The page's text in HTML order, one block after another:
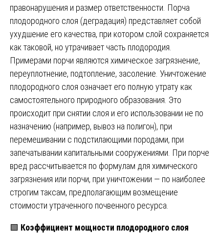
правонарушения и размер ответственности. Порча
плодородного слоя (деградация) представляет собой
ухудшение его качества, при котором слой сохраняется
как таковой, но утрачивает часть плодородия.
Примерами порчи являются химическое загрязнение,
переуплотнение, подтопление, засоление. Уничтожение
плодородного слоя означает его полную утрату как
самостоятельного природного образования. Это
происходит при снятии слоя и его использовании не по
назначению (например, вывоз на полигон), при
перемешивании с подстилающими породами, при
запечатывании капитальными сооружениями. При порче
вред рассчитывается по формулам для химического
загрязнения или порчи, при уничтожении — по наиболее
строгим таксам, предполагающим возмещение
стоимости утраченного почвенного ресурса.
🟩 Коэффициент мощности плодородного слоя